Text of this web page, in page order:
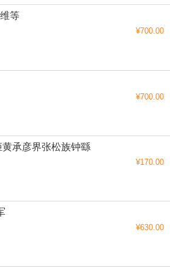
等
¥700.00
¥700.00
承彦界张松族钟繇
¥170.00
¥630.00